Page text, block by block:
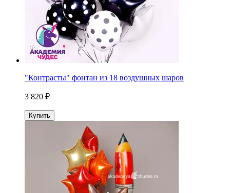
"Контрасты" фонтан из 18 воздушных шаров
3 820 ₽
Купить